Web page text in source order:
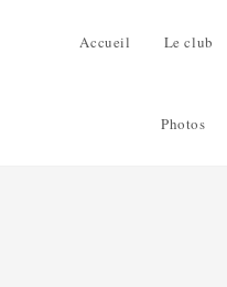
Accueil Le club
Photos